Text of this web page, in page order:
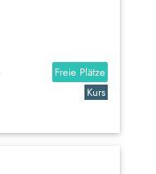
Freie Plätze
Kurs